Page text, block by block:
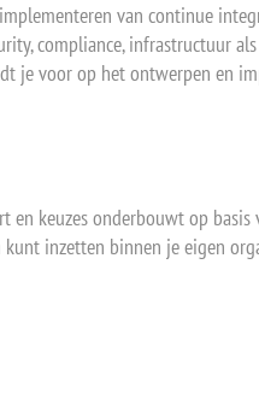
van continue
compliance, infrastructuur
je voor op het ontwerpen en
en keuzes onderbouwt op
kunt inzetten binnen je eigen